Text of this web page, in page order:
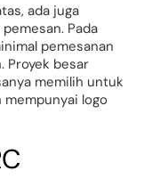
ada juga
Pada
pemesanan
Proyek besar
memilih untuk
mempunyai logo